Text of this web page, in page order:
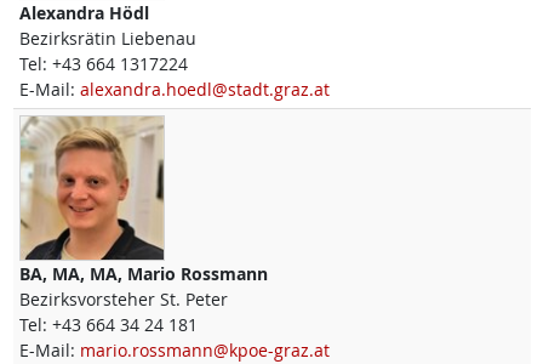
Alexandra Hödl
Bezirksrätin Liebenau
Tel: +43 664 1317224
E-Mail: alexandra.hoedl@stadt.graz.at
BA, MA, MA, Mario Rossmann
Bezirksvorsteher St. Peter
Tel: +43 664 34 24 181
E-Mail: mario.rossmann@kpoe-graz.at